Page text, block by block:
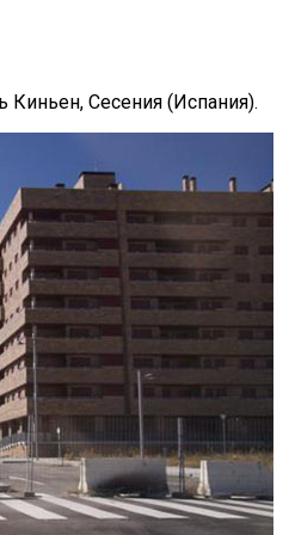
Сесения (Испания).